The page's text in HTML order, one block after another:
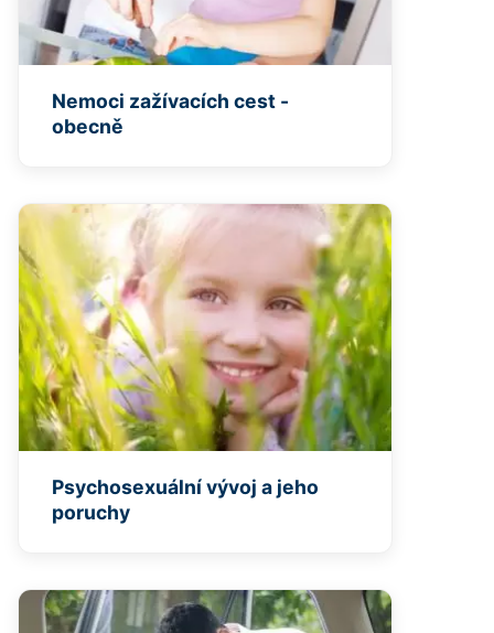
Nemoci zažívacích cest -
obecně
Psychosexuální vývoj a jeho
poruchy